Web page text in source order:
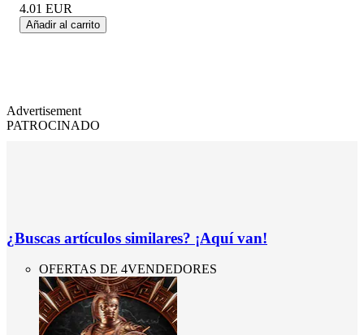
4.01 EUR
Añadir al carrito
Advertisement
PATROCINADO
¿Buscas artículos similares? ¡Aquí van!
OFERTAS DE 4VENDEDORES